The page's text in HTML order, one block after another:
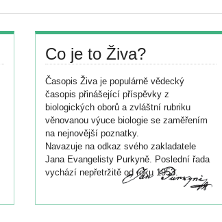
Co je to Živa?
Časopis Živa je populárně vědecký
časopis přinášející příspěvky z
biologických oborů a zvláštní rubriku
věnovanou výuce biologie se zaměřením
na nejnovější poznatky.
Navazuje na odkaz svého zakladatele
Jana Evangelisty Purkyně. Poslední řada
vychází nepřetržitě od roku 1953.